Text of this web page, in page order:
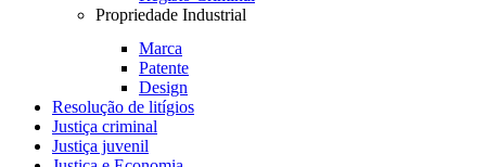
Propriedade Industrial
Marca
Patente
Design
Resolução de litígios
Justiça criminal
Justiça juvenil